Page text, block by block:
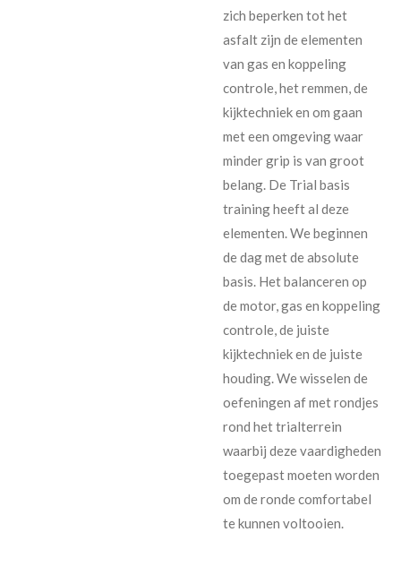
zich beperken tot het
asfalt zijn de elementen
van gas en koppeling
controle, het remmen, de
kijktechniek en om gaan
met een omgeving waar
minder grip is van groot
belang. De Trial basis
training heeft al deze
elementen. We beginnen
de dag met de absolute
basis. Het balanceren op
de motor, gas en koppeling
controle, de juiste
kijktechniek en de juiste
houding. We wisselen de
oefeningen af met rondjes
rond het trialterrein
waarbij deze vaardigheden
toegepast moeten worden
om de ronde comfortabel
te kunnen voltooien.